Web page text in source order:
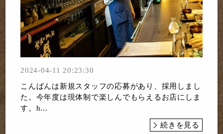
2024-04-11 20:23:30
こんばんは新規スタッフの応募があり、採用しまし
た。今年度は現体制で楽しんでもらえるお店にしま
す。h...
続きを見る